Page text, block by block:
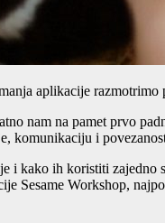
aplikacije
nam na pamet prvo
komunikaciju i
i kako ih koristiti zajedno
Sesame Workshop,